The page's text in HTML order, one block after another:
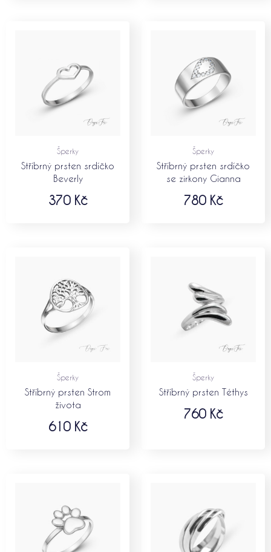
Šperky
Stříbrný prsten srdíčko
Beverly
370 Kč
Šperky
Stříbrný prsten srdíčko
se zirkony Gianna
780 Kč
Šperky
Stříbrný prsten Strom
života
610 Kč
Šperky
Stříbrný prsten Téthys
760 Kč